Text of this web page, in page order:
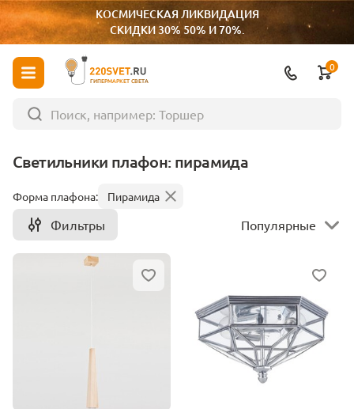
КОСМИЧЕСКАЯ ЛИКВИДАЦИЯ
СКИДКИ 30% 50% И 70%.
ГИПЕРМАРКЕТ СВЕТА
0
Светильники плафон: пирамида
Форма плафона: Пирамида
Фильтры Популярные